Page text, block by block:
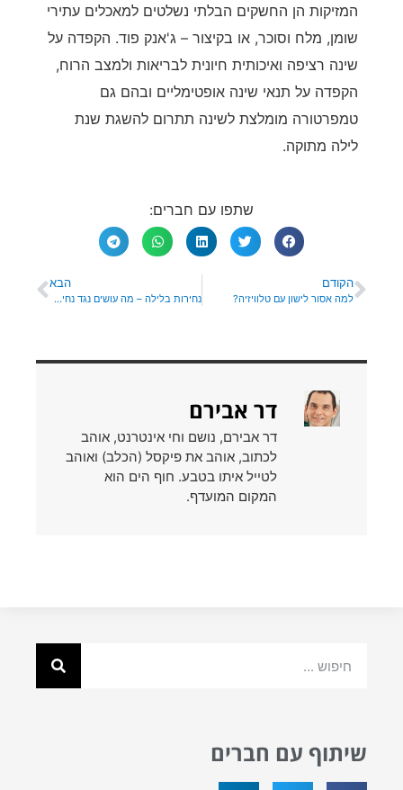
המזיקות הן החשקים הבלתי נשלטים למאכלים עתירי
שומן, מלח וסוכר, או בקיצור – ג'אנק פוד. הקפדה על
שינה רציפה ואיכותית חיונית לבריאות ולמצב הרוח,
הקפדה על תנאי שינה אופטימליים ובהם גם
טמפרטורה מומלצת לשינה תתרום להשגת שנת
לילה מתוקה.
שתפו עם חברים:
הקודם
למה אסור לישון עם טלוויזיה?
הבא
נחירות בלילה – מה עושים נגד נחירות?
דר אבירם
דר אבירם, נושם וחי אינטרנט, אוהב
לכתוב, אוהב את פיקסל (הכלב) ואוהב
לטייל איתו בטבע. חוף הים הוא
המקום המועדף.
שיתוף עם חברים